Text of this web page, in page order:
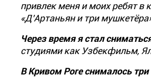
привлек меня и моих ребят в
«Д’Артаньян и три
Через время я стал
студиями как Узбекфильм,
В Кривом Роге снималось